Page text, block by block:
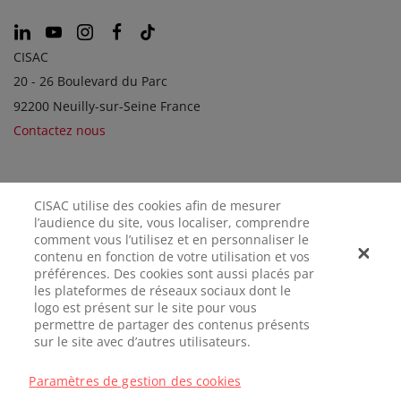
CISAC
20 - 26 Boulevard du Parc
92200 Neuilly-sur-Seine France
Contactez nous
MENTIONS
CONFIDENTIALITÉ
CISAC utilise des cookies afin de mesurer
l’audience du site, vous localiser, comprendre
comment vous l’utilisez et en personnaliser le
contenu en fonction de votre utilisation et vos
préférences. Des cookies sont aussi placés par
les plateformes de réseaux sociaux dont le
logo est présent sur le site pour vous
permettre de partager des contenus présents
sur le site avec d’autres utilisateurs.
Paramètres de gestion des cookies